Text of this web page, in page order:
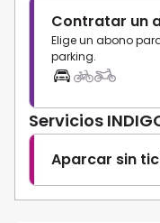
Contratar un
Elige un abono
parking.
Servicios
Aparcar sin